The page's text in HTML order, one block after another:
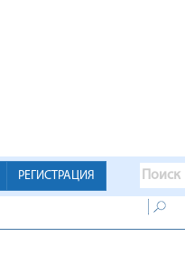
РЕГИСТРАЦИЯ